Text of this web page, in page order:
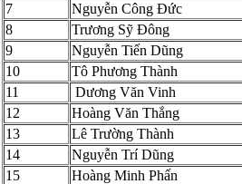
7
Nguyễn Công Đức
8
Trương Sỹ Đông
9
Nguyễn Tiến Dũng
10
Tô Phương Thành
11
Dương Văn Vinh
12
Hoàng Văn Thắng
13
Lê Trường Thành
14
Nguyễn Trí Dũng
15
Hoàng Minh Phấn